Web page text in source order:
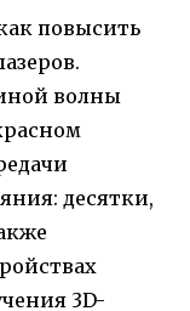
повысить
волны
десятки,
3D-